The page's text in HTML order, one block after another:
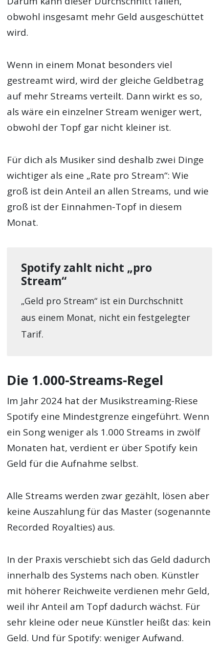
obwohl insgesamt mehr Geld ausgeschüttet
wird.
Wenn in einem Monat besonders viel
gestreamt wird, wird der gleiche Geldbetrag
auf mehr Streams verteilt. Dann wirkt es so,
als wäre ein einzelner Stream weniger wert,
obwohl der Topf gar nicht kleiner ist.
Für dich als Musiker sind deshalb zwei Dinge
wichtiger als eine „Rate pro Stream“: Wie
groß ist dein Anteil an allen Streams, und wie
groß ist der Einnahmen-Topf in diesem
Monat.
Spotify zahlt nicht „pro
Stream“
„Geld pro Stream“ ist ein Durchschnitt
aus einem Monat, nicht ein festgelegter
Tarif.
Die 1.000-Streams-Regel
Im Jahr 2024 hat der Musikstreaming-Riese
Spotify eine Mindestgrenze eingeführt. Wenn
ein Song weniger als 1.000 Streams in zwölf
Monaten hat, verdient er über Spotify kein
Geld für die Aufnahme selbst.
Alle Streams werden zwar gezählt, lösen aber
keine Auszahlung für das Master (sogenannte
Recorded Royalties) aus.
In der Praxis verschiebt sich das Geld dadurch
innerhalb des Systems nach oben. Künstler
mit höherer Reichweite verdienen mehr Geld,
weil ihr Anteil am Topf dadurch wächst. Für
sehr kleine oder neue Künstler heißt das: kein
Geld. Und für Spotify: weniger Aufwand.